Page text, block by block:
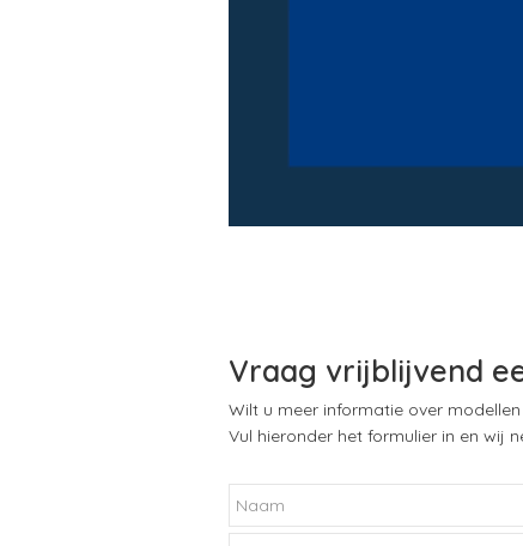
Vraag vrijblijvend
Wilt u meer informatie over
Vul hieronder het formulier in en wij